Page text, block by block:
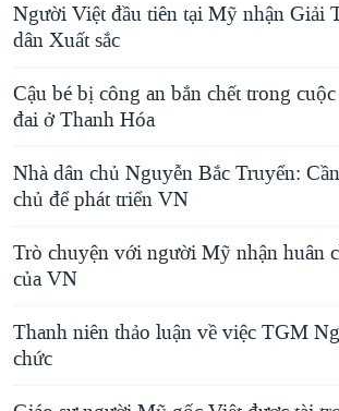
Người Việt đầu tiên tại Mỹ nhận Giải
dân Xuất sắc
Cậu bé bị công an bắn chết trong
đai ở Thanh Hóa
Nhà dân chủ Nguyễn Bắc Truyển:
chủ để phát triển VN
Trò chuyện với người Mỹ nhận huân
của VN
Thanh niên thảo luận về việc TGM
chức